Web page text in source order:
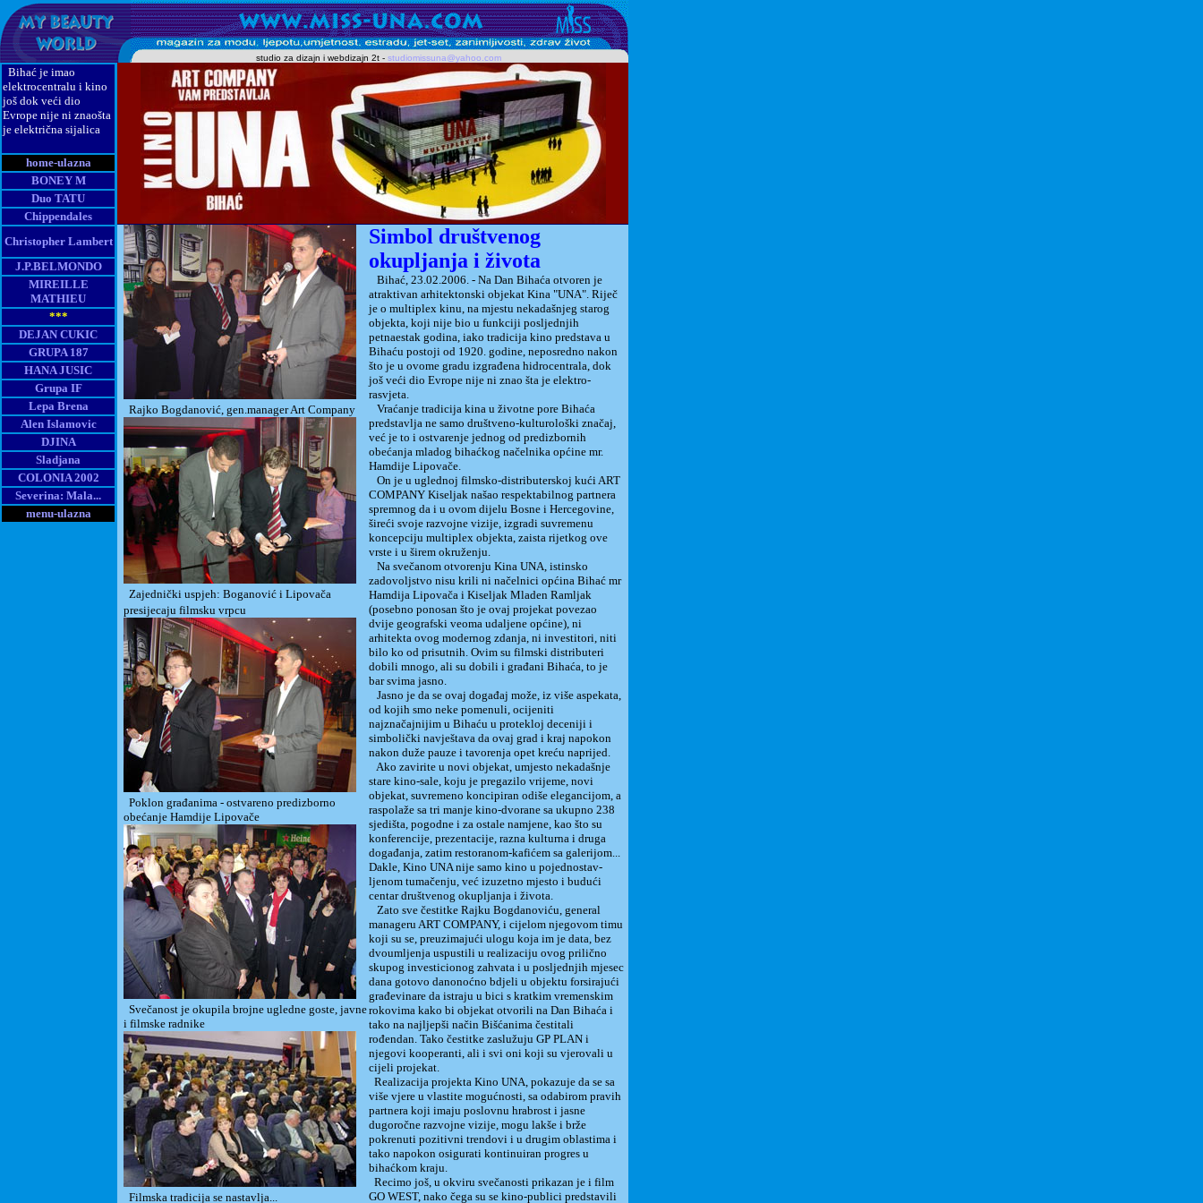
studio za dizajn i webdizajn 2t - studiomissuna@yahoo.com
Bihać je imao
elektrocentralu i kino
još dok veći dio
Evrope nije ni znaošta
je električna sijalica
home-ulazna
BONEY M
Duo TATU
Chippendales
Christopher Lambert
J.P.BELMONDO
MIREILLE
MATHIEU
***
DEJAN CUKIC
GRUPA 187
HANA JUSIC
Grupa IF
Lepa Brena
Alen Islamovic
DJINA
Sladjana
COLONIA 2002
Severina: Mala...
menu-ulazna
Rajko Bogdanović, gen.manager Art Company
Zajednički uspjeh: Boganović i Lipovača
presijecaju filmsku vrpcu
Poklon građanima - ostvareno predizborno
obećanje Hamdije Lipovače
Svečanost je okupila brojne ugledne goste, javne
i filmske radnike
Filmska tradicija se nastavlja...
Simbol društvenog
okupljanja i života
Bihać, 23.02.2006. - Na Dan Bihaća otvoren je
atraktivan arhitektonski objekat Kina "UNA". Riječ
je o multiplex kinu, na mjestu nekadašnjeg starog
objekta, koji nije bio u funkciji posljednjih
petnaestak godina, iako tradicija kino predstava u
Bihaću postoji od 1920. godine, neposredno nakon
što je u ovome gradu izgrađena hidrocentrala, dok
još veći dio Evrope nije ni znao šta je elektro-
rasvjeta.
Vraćanje tradicija kina u životne pore Bihaća
predstavlja ne samo društveno-kulturološki značaj,
već je to i ostvarenje jednog od predizbornih
obećanja mladog bihaćkog načelnika općine mr.
Hamdije Lipovače.
On je u uglednoj filmsko-distributerskoj kući ART
COMPANY Kiseljak našao respektabilnog partnera
spremnog da i u ovom dijelu Bosne i Hercegovine,
šireći svoje razvojne vizije, izgradi suvremenu
koncepciju multiplex objekta, zaista rijetkog ove
vrste i u širem okruženju.
Na svečanom otvorenju Kina UNA, istinsko
zadovoljstvo nisu krili ni načelnici općina Bihać mr
Hamdija Lipovača i Kiseljak Mladen Ramljak
(posebno ponosan što je ovaj projekat povezao
dvije geografski veoma udaljene općine), ni
arhitekta ovog modernog zdanja, ni investitori, niti
bilo ko od prisutnih. Ovim su filmski distributeri
dobili mnogo, ali su dobili i građani Bihaća, to je
bar svima jasno.
Jasno je da se ovaj događaj može, iz više aspekata,
od kojih smo neke pomenuli, ocijeniti
najznačajnijim u Bihaću u protekloj deceniji i
simbolički navještava da ovaj grad i kraj napokon
nakon duže pauze i tavorenja opet kreću naprijed.
Ako zavirite u novi objekat, umjesto nekadašnje
stare kino-sale, koju je pregazilo vrijeme, novi
objekat, suvremeno koncipiran odiše elegancijom, a
raspolaže sa tri manje kino-dvorane sa ukupno 238
sjedišta, pogodne i za ostale namjene, kao što su
konferencije, prezentacije, razna kulturna i druga
događanja, zatim restoranom-kafićem sa galerijom...
Dakle, Kino UNA nije samo kino u pojednostav-
ljenom tumačenju, već izuzetno mjesto i budući
centar društvenog okupljanja i života.
Zato sve čestitke Rajku Bogdanoviću, general
manageru ART COMPANY, i cijelom njegovom timu
koji su se, preuzimajući ulogu koja im je data, bez
dvoumljenja uspustili u realizaciju ovog prilično
skupog investicionog zahvata i u posljednjih mjesec
dana gotovo danonoćno bdjeli u objektu forsirajući
građevinare da istraju u bici s kratkim vremenskim
rokovima kako bi objekat otvorili na Dan Bihaća i
tako na najljepši način Bišćanima čestitali
rođendan. Tako čestitke zaslužuju GP PLAN i
njegovi kooperanti, ali i svi oni koji su vjerovali u
cijeli projekat.
Realizacija projekta Kino UNA, pokazuje da se sa
više vjere u vlastite mogućnosti, sa odabirom pravih
partnera koji imaju poslovnu hrabrost i jasne
dugoročne razvojne vizije, mogu lakše i brže
pokrenuti pozitivni trendovi i u drugim oblastima i
tako napokon osigurati kontinuiran progres u
bihaćkom kraju.
Recimo još, u okviru svečanosti prikazan je i film
GO WEST, nako čega su se kino-publici predstavili